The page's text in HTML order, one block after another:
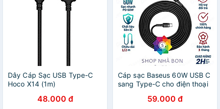
Dây Cáp Sạc USB Type-C
Hoco X14 (1m)
48.000 đ
Cáp sạc Baseus 60W USB C
sang Type-C cho điện thoại
59.000 đ